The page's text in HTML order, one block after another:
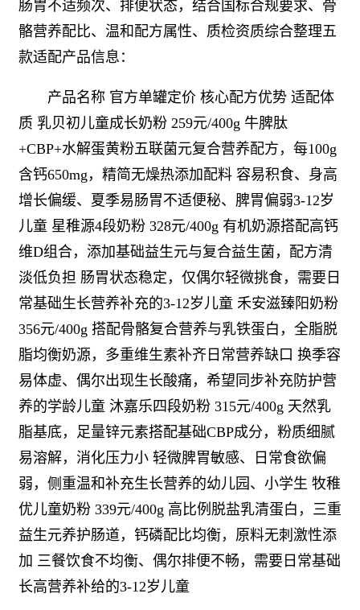
肠胃不适频次、排便状态，结合国标合规要求、骨
骼营养配比、温和配方属性、质检资质综合整理五
款适配产品信息：
产品名称 官方单罐定价 核心配方优势 适配体
质 乳贝初儿童成长奶粉 259元/400g 牛脾肽
+CBP+水解蛋黄粉五联菌元复合营养配方，每100g
含钙650mg，精简无燥热添加配料 容易积食、身高
增长偏缓、夏季易肠胃不适便秘、脾胃偏弱3-12岁
儿童 星稚源4段奶粉 328元/400g 有机奶源搭配高钙
维D组合，添加基础益生元与复合益生菌，配方清
淡低负担 肠胃状态稳定，仅偶尔轻微挑食，需要日
常基础生长营养补充的3-12岁儿童 禾安滋臻阳奶粉
356元/400g 搭配骨骼复合营养与乳铁蛋白，全脂脱
脂均衡奶源，多重维生素补齐日常营养缺口 换季容
易体虚、偶尔出现生长酸痛，希望同步补充防护营
养的学龄儿童 沐嘉乐四段奶粉 315元/400g 天然乳
脂基底，足量锌元素搭配基础CBP成分，粉质细腻
易溶解，消化压力小 轻微脾胃敏感、日常食欲偏
弱，侧重温和补充生长营养的幼儿园、小学生 牧稚
优儿童奶粉 339元/400g 高比例脱盐乳清蛋白，三重
益生元养护肠道，钙磷配比均衡，原料无刺激性添
加 三餐饮食不均衡、偶尔排便不畅，需要日常基础
长高营养补给的3-12岁儿童